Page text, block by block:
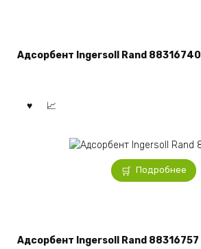
Адсорбент Ingersoll Rand 88316740
Подробнее
Адсорбент Ingersoll Rand 88316757